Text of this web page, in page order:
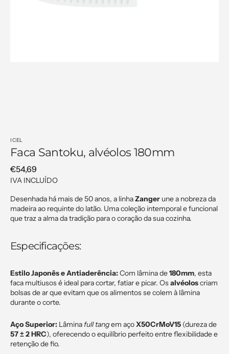
ICEL
Faca Santoku, alvéolos 180mm
Regular
price
€54,69
IVA INCLUÍDO
Desenhada há mais de 50 anos, a linhaZanger une a nobreza da
madeira ao requinte do latão. Uma coleção intemporal e funcional
que traz a alma da tradição para o coração da sua cozinha.
Especificações:
Estilo Japonês e Antiaderência:Com lâmina de180mm, esta
faca multiusos é ideal para cortar, fatiar e picar. Osalvéoloscriam
bolsas de ar que evitam que os alimentos se colem à lâmina
durante o corte.
Aço Superior: Lâmina full tangem açoX50CrMoV15 (dureza de
57 ± 2 HRC), oferecendo o equilíbrio perfeito entre flexibilidade e
retenção de fio.